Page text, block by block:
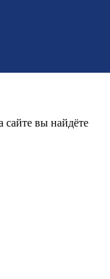
сайте вы найдёте